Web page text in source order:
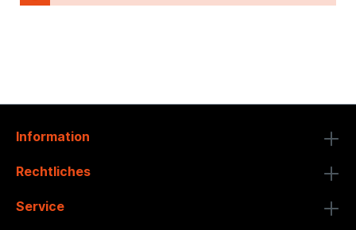
Information
Rechtliches
Service